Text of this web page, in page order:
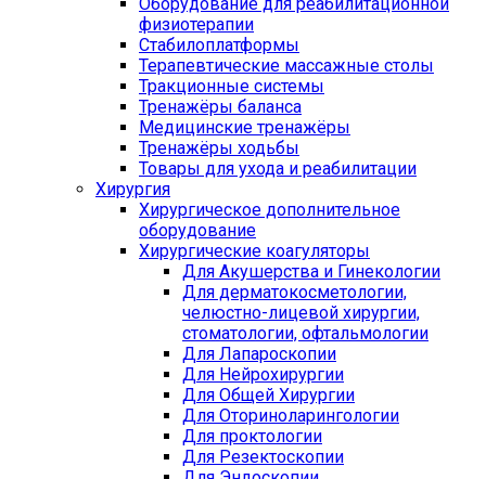
физиотерапии
Стабилоплатформы
Терапевтические массажные столы
Тракционные системы
Тренажёры баланса
Медицинские тренажёры
Тренажёры ходьбы
Товары для ухода и реабилитации
Хирургия
Хирургическое дополнительное
оборудование
Хирургические коагуляторы
Для Акушерства и Гинекологии
Для дерматокосметологии,
челюстно-лицевой хирургии,
стоматологии, офтальмологии
Для Лапароскопии
Для Нейрохирургии
Для Общей Хирургии
Для Оториноларингологии
Для проктологии
Для Резектоскопии